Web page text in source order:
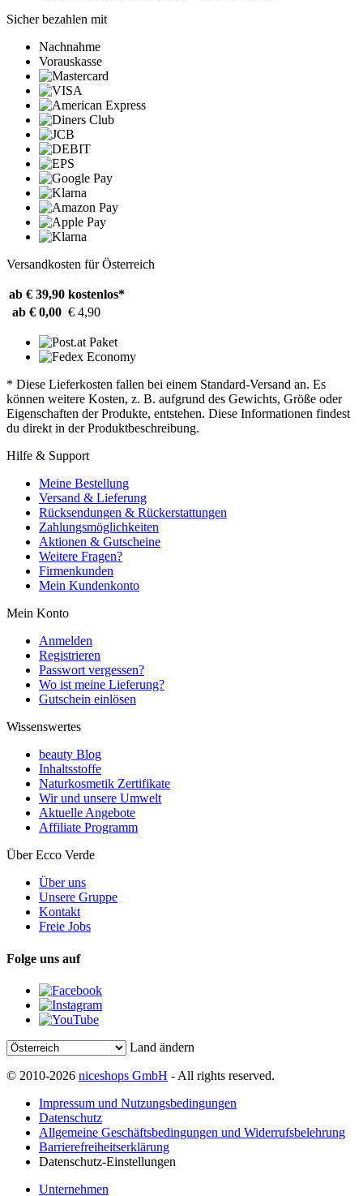
Sicher bezahlen mit
Nachnahme
Vorauskasse
Versandkosten für Österreich
ab € 39,90 kostenlos*
ab € 0,00 € 4,90
* Diese Lieferkosten fallen bei einem Standard-Versand an. Es
können weitere Kosten, z. B. aufgrund des Gewichts, Größe oder
Eigenschaften der Produkte, entstehen. Diese Informationen findest
du direkt in der Produktbeschreibung.
Hilfe & Support
Meine Bestellung
Versand & Lieferung
Rücksendungen & Rückerstattungen
Zahlungsmöglichkeiten
Aktionen & Gutscheine
Weitere Fragen?
Firmenkunden
Mein Kundenkonto
Mein Konto
Anmelden
Registrieren
Passwort vergessen?
Wo ist meine Lieferung?
Gutschein einlösen
Wissenswertes
beauty Blog
Inhaltsstoffe
Naturkosmetik Zertifikate
Wir und unsere Umwelt
Aktuelle Angebote
Affiliate Programm
Über Ecco Verde
Über uns
Unsere Gruppe
Kontakt
Freie Jobs
Folge uns auf
Land ändern
© 2010-2026 niceshops GmbH - All rights reserved.
Impressum und Nutzungsbedingungen
Datenschutz
Allgemeine Geschäftsbedingungen und Widerrufsbelehrung
Barrierefreiheitserklärung
Datenschutz-Einstellungen
Unternehmen